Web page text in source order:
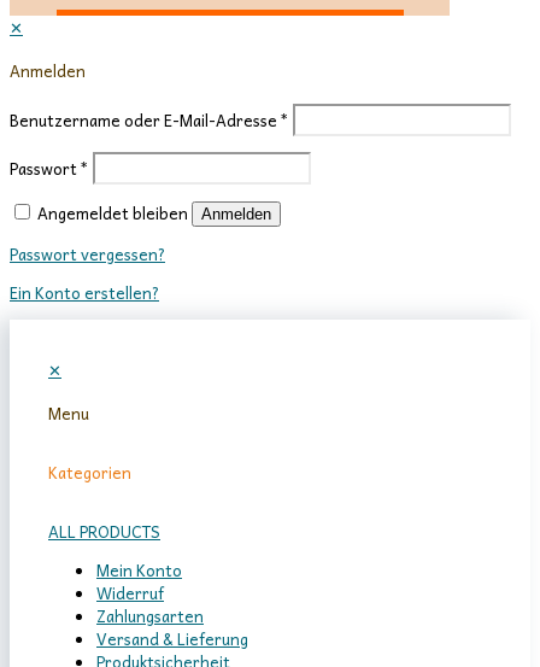
✕
Anmelden
Benutzername oder E-Mail-Adresse*
Passwort*
Angemeldet bleiben
Anmelden
Passwort vergessen?
Ein Konto erstellen?
✕
Menu
Kategorien
ALL PRODUCTS
Mein Konto
Widerruf
Zahlungsarten
Versand & Lieferung